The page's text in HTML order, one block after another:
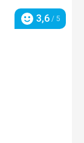
Hodnocení
3,6 / 5